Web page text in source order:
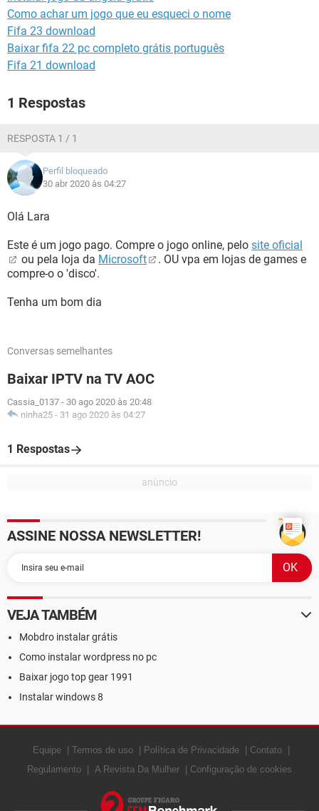
Como achar um jogo que eu esqueci o nome
Fifa 23 download
Baixar fifa 22 pc completo grátis português
Fifa 21 download
1 Respostas
RESPOSTA 1 / 1
Perfil bloqueado
30 abr 2020 às 04:27
Olá Lara
Este é um jogo pago. Compre o jogo online, pelo site oficial
ou pela loja da Microsoft
. OU vpa em lojas de games e
compre-o o 'disco'.
Tenha um bom dia
Conversas semelhantes
Baixar IPTV na TV AOC
Cassia_0137 - 30 ago 2020 às 20:48
ninha25 - 31 ago 2020 às 04:27
1 Respostas
ASSINE NOSSA NEWSLETTER!
VEJA TAMBÉM
Mobdro instalar grátis
Como instalar wordpress no pc
Baixar jogo top gear 1991
Instalar windows 8
Equipe Termos de uso Política de Privacidade
Contato
Regulamento
A Revista Da Mulher Configuração de cookies